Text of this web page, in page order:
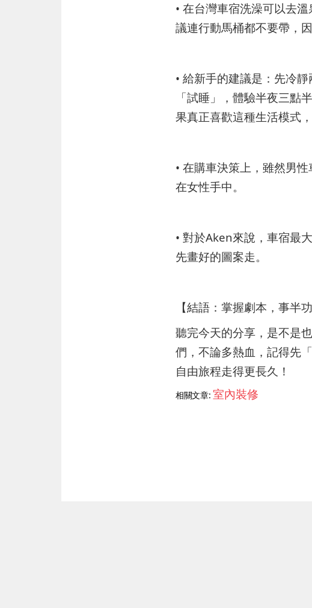
• 在台灣車宿洗澡可以去
議連行動馬桶都不要帶，因
• 給新手的建議是：先冷
「試睡」，體驗半夜三點
果真正喜歡這種生活模式
• 在購車決策上，雖然男
在女性手中。
• 對於Aken來說，車宿最
先畫好的圖案走。
【結語：掌握劇本，事半功
聽完今天的分享，是不是
們，不論多熱血，記得先
自由旅程走得更長久！
相關文章:室內裝修